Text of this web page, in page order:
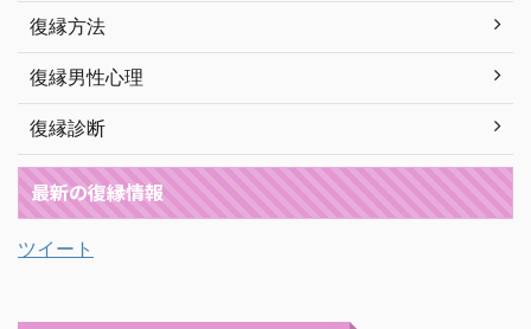
復縁方法
復縁男性心理
復縁診断
最新の復縁情報
ツイート